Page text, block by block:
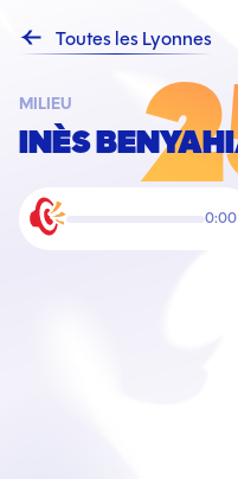
Toutes les Lyonnes
MILIEU
INÈS
0:00